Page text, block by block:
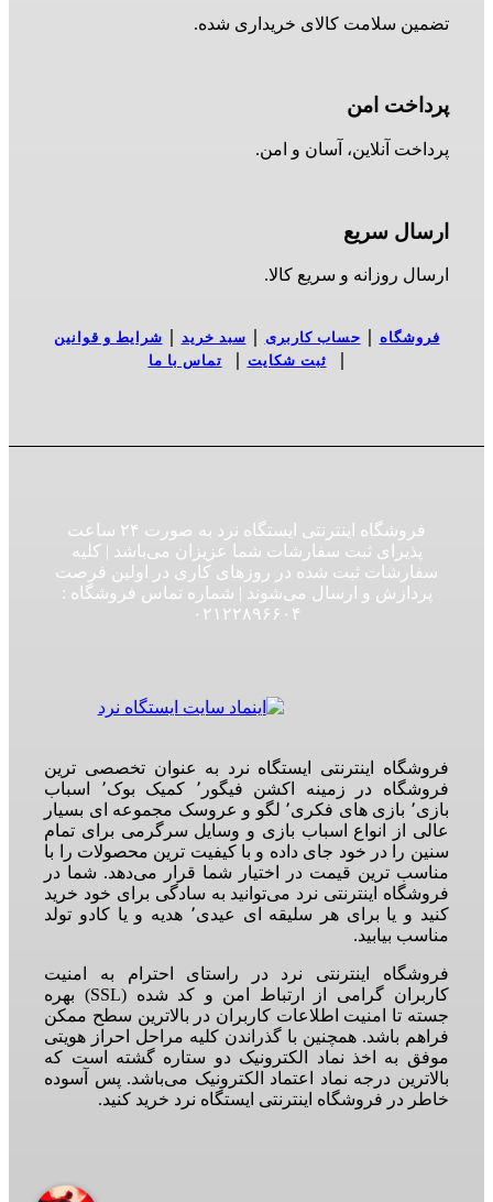
تضمین سلامت کالای خریداری شده.
پرداخت امن
پرداخت آنلاین، آسان و امن.
ارسال سریع
ارسال روزانه و سریع کالا.
فروشگاه | حساب کاربری | سبد خرید | شرایط و قوانین
| ثبت شکایت | تماس با ما
فروشگاه اینترنتی ایستگاه نرد به صورت ۲۴ ساعت
پذیرای ثبت سفارشات شما عزیزان می‌باشد | کلیه
سفارشات ثبت شده در روزهای کاری در اولین فرصت
پردازش و ارسال می‌شوند | شماره تماس فروشگاه :‌
۰۲۱۲۲۸۹۶۶۰۴
فروشگاه اینترنتی ایستگاه نرد به عنوان تخصصی ترین
فروشگاه در زمینه اکشن فیگور٬ کمیک بوک٬ اسباب
بازی٬ بازی های فکری٬ لگو و عروسک مجموعه ای بسیار
عالی از انواع اسباب بازی و وسایل سرگرمی برای تمام
سنین را در خود جای داده و با کیفیت ترین محصولات را با
مناسب ترین قیمت در اختیار شما قرار می‌دهد. شما در
فروشگاه اینترنتی نرد می‌توانید به سادگی برای خود خرید
کنید و یا برای هر سلیقه ای عیدی٬ هدیه و یا کادو تولد
مناسب بیابید.
فروشگاه اینترنتی نرد در راستای احترام به امنیت
کاربران گرامی از ارتباط امن و کد شده (SSL) بهره
جسته تا امنیت اطلاعات کاربران در بالاترین سطح ممکن
فراهم باشد. همچنین با گذراندن کلیه مراحل احراز هویتی
موفق به اخذ نماد الکترونیک دو ستاره گشته است که
بالاترین درجه نماد اعتماد الکترونیک می‌باشد. پس آسوده
خاطر در فروشگاه اینترنتی ایستگاه نرد خرید کنید.